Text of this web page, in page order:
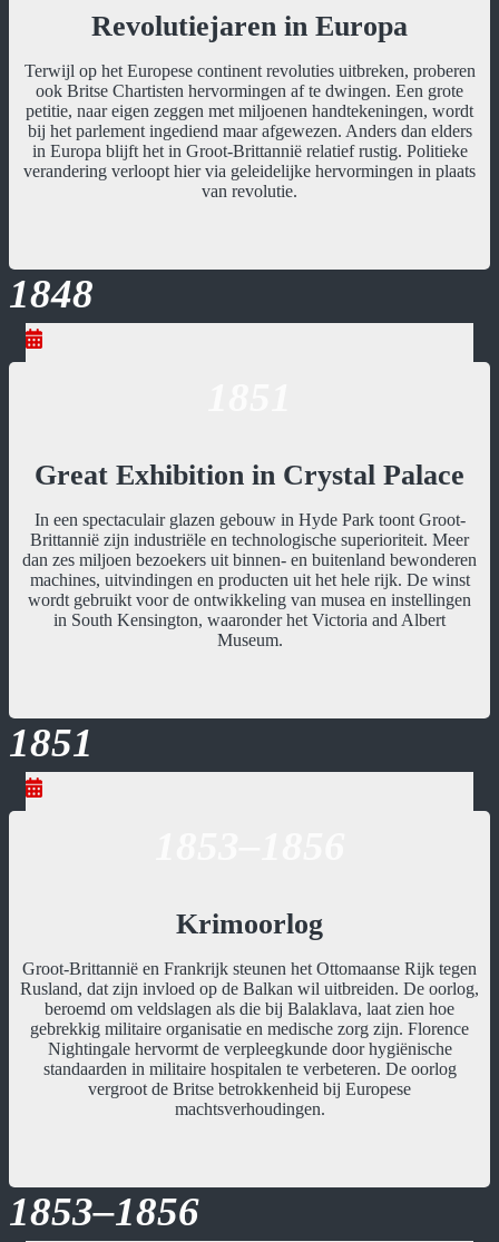
Revolutiejaren in Europa
Terwijl op het Europese continent revoluties uitbreken, proberen
ook Britse Chartisten hervormingen af te dwingen. Een grote
petitie, naar eigen zeggen met miljoenen handtekeningen, wordt
bij het parlement ingediend maar afgewezen. Anders dan elders
in Europa blijft het in Groot-Brittannië relatief rustig. Politieke
verandering verloopt hier via geleidelijke hervormingen in plaats
van revolutie.
1848
Great Exhibition in Crystal Palace
In een spectaculair glazen gebouw in Hyde Park toont Groot-
Brittannië zijn industriële en technologische superioriteit. Meer
dan zes miljoen bezoekers uit binnen- en buitenland bewonderen
machines, uitvindingen en producten uit het hele rijk. De winst
wordt gebruikt voor de ontwikkeling van musea en instellingen
in South Kensington, waaronder het Victoria and Albert
Museum.
1851
Krimoorlog
Groot-Brittannië en Frankrijk steunen het Ottomaanse Rijk tegen
Rusland, dat zijn invloed op de Balkan wil uitbreiden. De oorlog,
beroemd om veldslagen als die bij Balaklava, laat zien hoe
gebrekkig militaire organisatie en medische zorg zijn. Florence
Nightingale hervormt de verpleegkunde door hygiënische
standaarden in militaire hospitalen te verbeteren. De oorlog
vergroot de Britse betrokkenheid bij Europese
machtsverhoudingen.
1853–1856